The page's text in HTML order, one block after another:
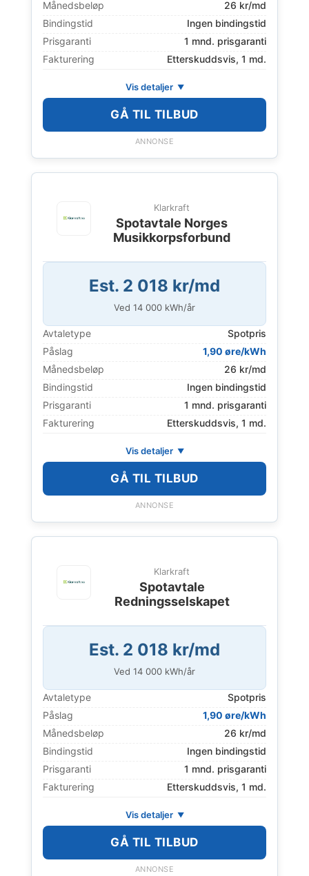
Månedsbeløp
26 kr/md
Bindingstid
Ingen bindingstid
Prisgaranti
1 mnd. prisgaranti
Fakturering
Etterskuddsvis, 1 md.
Vis detaljer
GÅ TIL TILBUD
ANNONSE
Klarkraft
Spotavtale Norges
Musikkorpsforbund
Est. 2 018 kr/md
Ved 14 000 kWh/år
Avtaletype
Spotpris
Påslag
1,90 øre/kWh
Månedsbeløp
26 kr/md
Bindingstid
Ingen bindingstid
Prisgaranti
1 mnd. prisgaranti
Fakturering
Etterskuddsvis, 1 md.
Vis detaljer
GÅ TIL TILBUD
ANNONSE
Klarkraft
Spotavtale
Redningsselskapet
Est. 2 018 kr/md
Ved 14 000 kWh/år
Avtaletype
Spotpris
Påslag
1,90 øre/kWh
Månedsbeløp
26 kr/md
Bindingstid
Ingen bindingstid
Prisgaranti
1 mnd. prisgaranti
Fakturering
Etterskuddsvis, 1 md.
Vis detaljer
GÅ TIL TILBUD
ANNONSE